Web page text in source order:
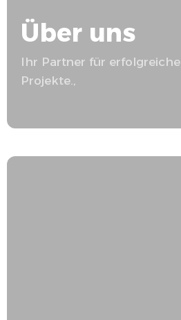
Über uns
Ihr Partner für erfolgreiche
Projekte.,